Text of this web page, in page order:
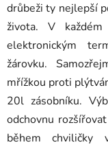
drůbeži ty nejlepší
života. V
elektronickým
žárovku.
mřížkou proti
20l zásobníku.
odchovnu
během chviličky